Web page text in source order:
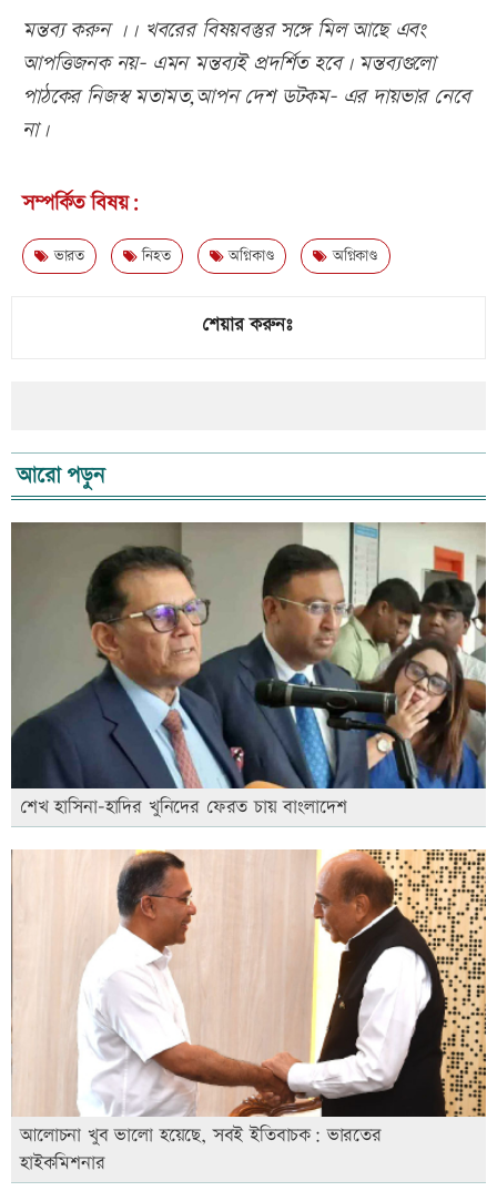
মন্তব্য করুন ।। খবরের বিষয়বস্তুর সঙ্গে মিল আছে এবং
আপত্তিজনক নয়- এমন মন্তব্যই প্রদর্শিত হবে। মন্তব্যগুলো
পাঠকের নিজস্ব মতামত,আপন দেশ ডটকম- এর দায়ভার নেবে
না।
সম্পর্কিত বিষয়:
ভারত নিহত অগ্নিকাণ্ড অগ্নিকাণ্ড
শেয়ার করুনঃ
আরো পড়ুন
শেখ হাসিনা-হাদির খুনিদের ফেরত চায় বাংলাদেশ
আলোচনা খুব ভালো হয়েছে, সবই ইতিবাচক: ভারতের
হাইকমিশনার